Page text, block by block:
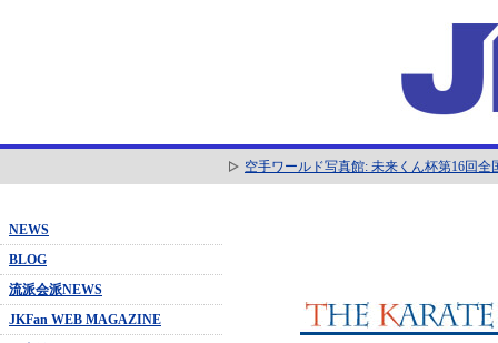
空手ワールド写真館: 未来くん杯第16回
NEWS
BLOG
流派会派NEWS
JKFan WEB MAGAZINE